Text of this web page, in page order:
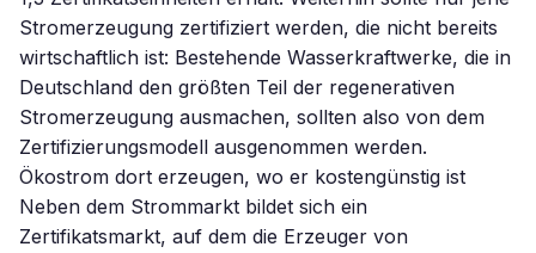
Stromerzeugung zertifiziert werden, die nicht bereits
wirtschaftlich ist: Bestehende Wasserkraftwerke, die in
Deutschland den größten Teil der regenerativen
Stromerzeugung ausmachen, sollten also von dem
Zertifizierungsmodell ausgenommen werden.
Ökostrom dort erzeugen, wo er kostengünstig ist
Neben dem Strommarkt bildet sich ein
Zertifikatsmarkt, auf dem die Erzeuger von